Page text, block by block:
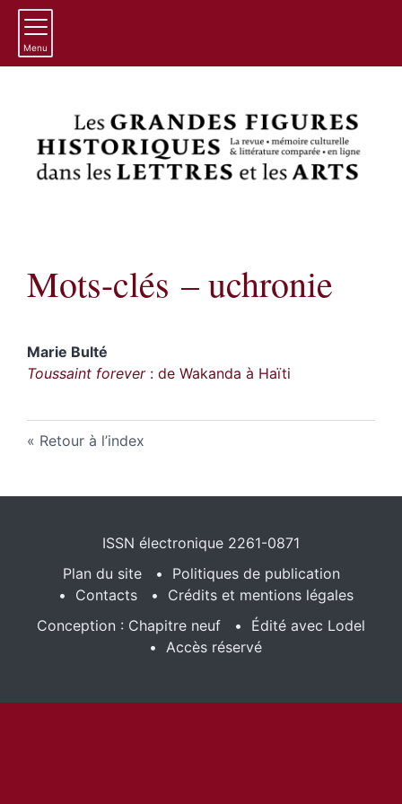
Menu
Mots-clés – uchronie
Marie Bulté
Toussaint forever: de Wakanda à Haïti
Retour à l’index
ISSN électronique 2261-0871
Plan du site
Politiques de publication
Contacts
Crédits et mentions légales
Conception : Chapitre neuf
Édité avec Lodel
Accès réservé